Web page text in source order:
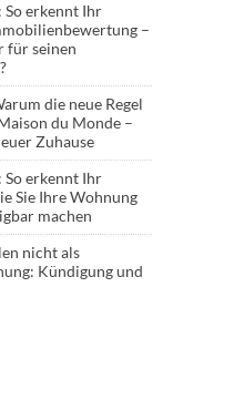
erkennt Ihr
–
für seinen
die neue Regel
du Monde –
Zuhause
erkennt Ihr
Sie Ihre Wohnung
machen
nicht als
Kündigung und